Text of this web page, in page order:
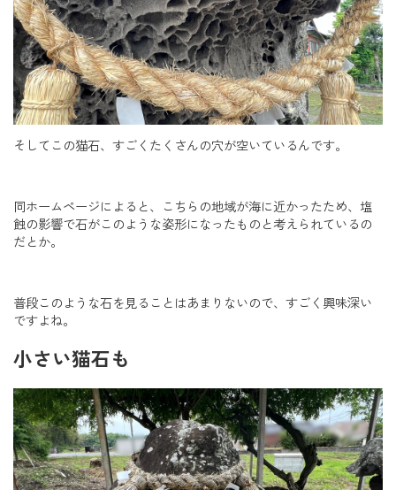
そしてこの猫石、すごくたくさんの穴が空いているんです。
同ホームページによると、こちらの地域が海に近かったため、塩
蝕の影響で石がこのような姿形になったものと考えられているの
だとか。
普段このような石を見ることはあまりないので、すごく興味深い
ですよね。
小さい猫石も